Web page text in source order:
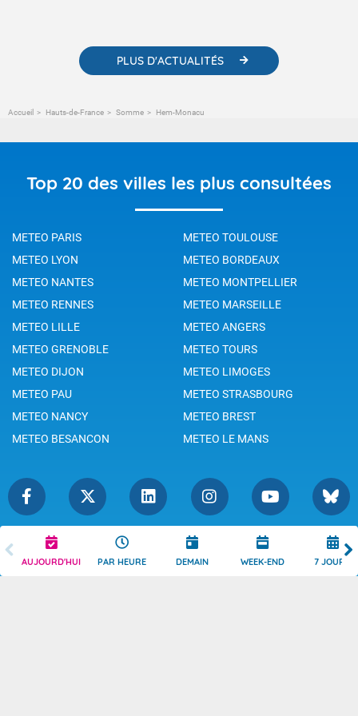
AUJOURD'HUI PAR HEURE DEMAIN WEEK-END 7 JOURS
PLUS D'ACTUALITÉS
Accueil Hauts-de-France Somme Hem-Monacu
Top 20 des villes les plus consultées
METEO PARIS
METEO TOULOUSE
METEO LYON
METEO BORDEAUX
METEO NANTES
METEO MONTPELLIER
METEO RENNES
METEO MARSEILLE
METEO LILLE
METEO ANGERS
METEO GRENOBLE
METEO TOURS
METEO DIJON
METEO LIMOGES
METEO PAU
METEO STRASBOURG
METEO NANCY
METEO BREST
METEO BESANCON
METEO LE MANS